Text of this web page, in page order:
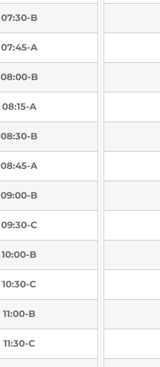
07:30-B
07:45-A
08:00-B
08:15-A
08:30-B
08:45-A
09:00-B
09:30-C
10:00-B
10:30-C
11:00-B
11:30-C